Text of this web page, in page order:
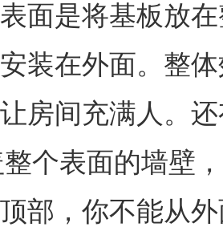
面是将基板放
安装在外面。整
房间充满人。
个表面的墙壁
部，你不能从